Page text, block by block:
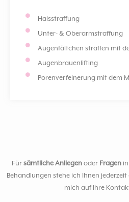
Halsstraffung
Unter- & Oberarmstraffung
Augenfältchen straffen mit
Augenbrauenlifting
Porenverfeinerung mit dem
Für sämtliche Anliegenoder Fragenin
Behandlungen stehe ich Ihnen
mich auf Ihre